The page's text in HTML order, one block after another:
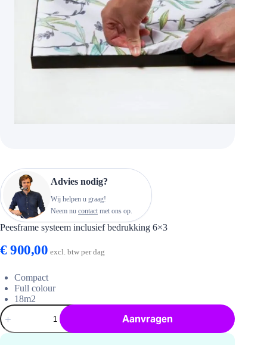
Advies nodig?
Wij helpen u graag!
Neem nu contact met ons op.
Peesframe systeem inclusief bedrukking 6×3
€900,00 excl. btw per dag
Compact
Full colour
18m2
Peesframe
systeem
inclusief
bedrukking
Aanvragen